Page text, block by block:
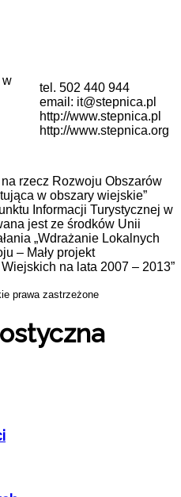
w
tel. 502 440 944
email: it@stepnica.pl
http://www.stepnica.pl
http://www.stepnica.org
rzecz Rozwoju Obszarów
w obszary wiejskie”
Informacji Turystycznej w
jest ze środków Unii
„Wdrażanie Lokalnych
– Mały projekt
na lata 2007 – 2013”
prawa zastrzeżone